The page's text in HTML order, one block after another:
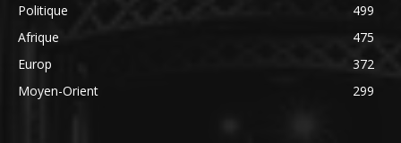
Politique
499
Afrique
475
Europ
372
Moyen-Orient
299